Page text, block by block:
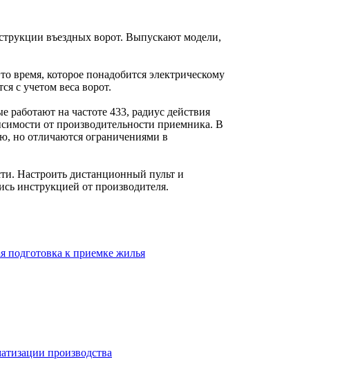
въездных ворот. Выпускают модели,
время, которое понадобится электрическому
с учетом веса ворот.
на частоте 433, радиус действия
от производительности приемника. В
но отличаются ограничениями в
Настроить дистанционный пульт и
инструкцией от производителя.
подготовка к приемке жилья
производства